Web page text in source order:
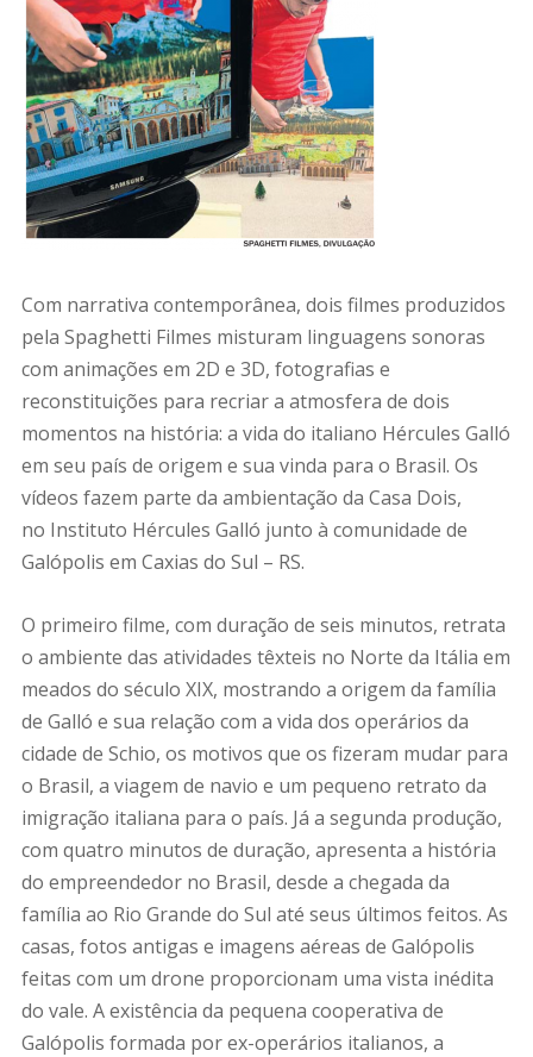
Com narrativa contemporânea, dois filmes produzidos
pela Spaghetti Filmes misturam linguagens sonoras
com animações em 2D e 3D, fotografias e
reconstituições para recriar a atmosfera de dois
momentos na história: a vida do italiano Hércules Galló
em seu país de origem e sua vinda para o Brasil. Os
vídeos fazem parte da ambientação da Casa Dois,
no Instituto Hércules Galló junto à comunidade de
Galópolis em Caxias do Sul – RS.
O primeiro filme, com duração de seis minutos, retrata
o ambiente das atividades têxteis no Norte da Itália em
meados do século XIX, mostrando a origem da família
de Galló e sua relação com a vida dos operários da
cidade de Schio, os motivos que os fizeram mudar para
o Brasil, a viagem de navio e um pequeno retrato da
imigração italiana para o país. Já a segunda produção,
com quatro minutos de duração, apresenta a história
do empreendedor no Brasil, desde a chegada da
família ao Rio Grande do Sul até seus últimos feitos. As
casas, fotos antigas e imagens aéreas de Galópolis
feitas com um drone proporcionam uma vista inédita
do vale. A existência da pequena cooperativa de
Galópolis formada por ex-operários italianos, a